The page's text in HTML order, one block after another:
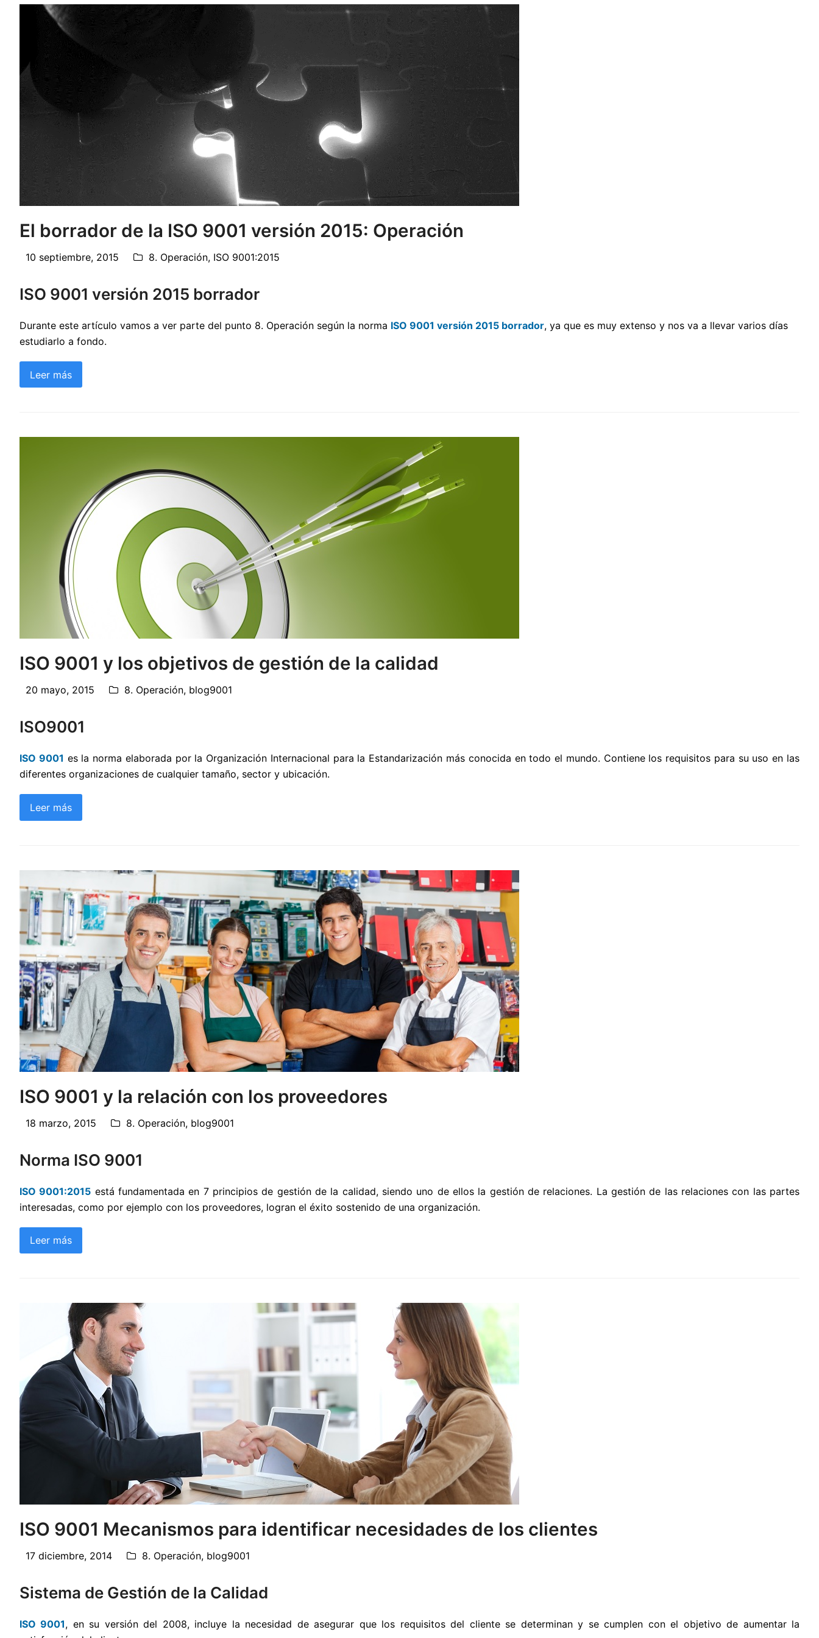
El borrador de la ISO 9001 versión 2015: Operación
10 septiembre, 2015 8. Operación, ISO 9001:2015
ISO 9001 versión 2015 borrador
Durante este artículo vamos a ver parte del punto 8. Operación según la norma ISO 9001 versión 2015 borrador, ya que es muy extenso y nos va a llevar varios días
estudiarlo a fondo.
Leer más
ISO 9001 y los objetivos de gestión de la calidad
20 mayo, 2015 8. Operación, blog9001
ISO9001
ISO 9001 es la norma elaborada por la Organización Internacional para la Estandarización más conocida en todo el mundo. Contiene los requisitos para su uso en las
diferentes organizaciones de cualquier tamaño, sector y ubicación.
Leer más
ISO 9001 y la relación con los proveedores
18 marzo, 2015 8. Operación, blog9001
Norma ISO 9001
ISO 9001:2015 está fundamentada en 7 principios de gestión de la calidad, siendo uno de ellos la gestión de relaciones. La gestión de las relaciones con las partes
interesadas, como por ejemplo con los proveedores, logran el éxito sostenido de una organización.
Leer más
ISO 9001 Mecanismos para identificar necesidades de los clientes
17 diciembre, 2014 8. Operación, blog9001
Sistema de Gestión de la Calidad
ISO 9001, en su versión del 2008, incluye la necesidad de asegurar que los requisitos del cliente se determinan y se cumplen con el objetivo de aumentar la